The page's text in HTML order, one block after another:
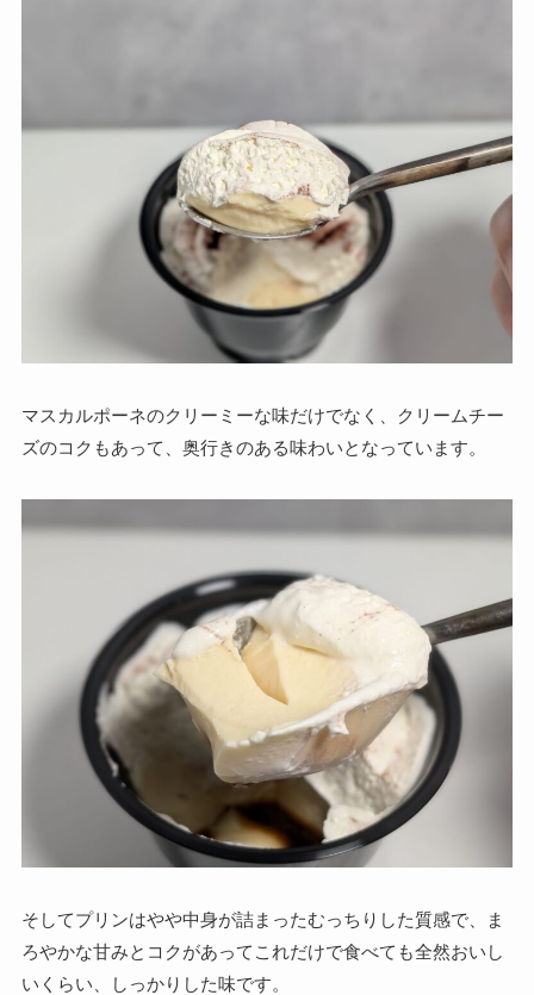
マスカルポーネのクリーミーな味だけでなく、クリームチー
ズのコクもあって、奥行きのある味わいとなっています。
そしてプリンはやや中身が詰まったむっちりした質感で、ま
ろやかな甘みとコクがあってこれだけで食べても全然おいし
いくらい、しっかりした味です。